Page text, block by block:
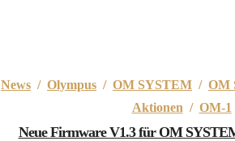
News / Olympus / OM SYSTEM / OM
Aktionen / OM-1
Neue Firmware V1.3 für OM